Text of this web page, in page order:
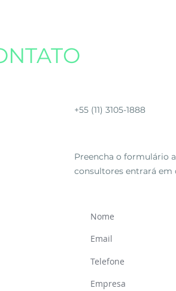
+55 (11) 3105-1888
Preencha o formulário
consultores entrará